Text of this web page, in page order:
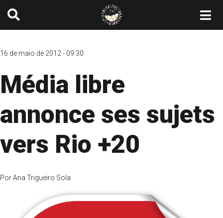
16 de maio de 2012 - 09:30
Média libre
annonce ses sujets
vers Rio +20
PorAna Trigueiro Sola